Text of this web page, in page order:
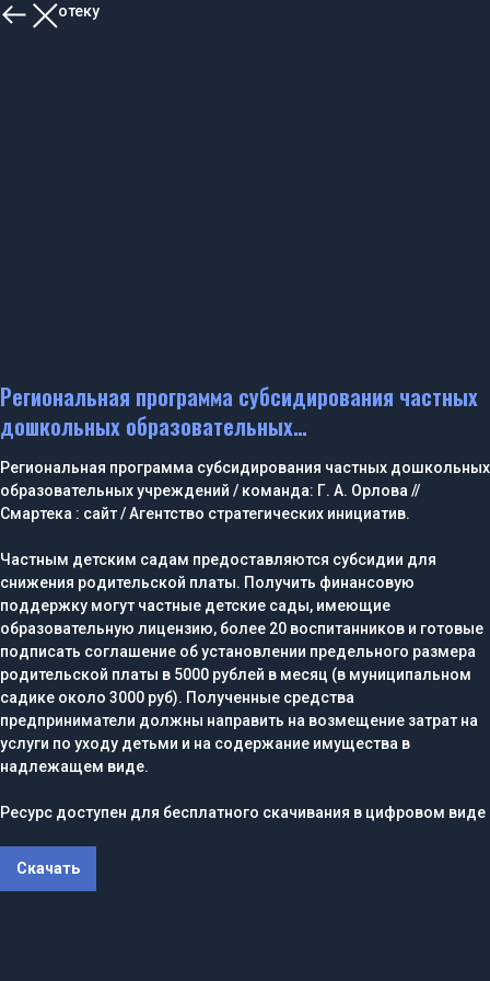
В библиотеку
Региональная программа субсидирования частных
дошкольных образовательных…
Региональная программа субсидирования частных дошкольных
образовательных учреждений / команда: Г. А. Орлова //
Смартека : сайт / Агентство стратегических инициатив.
Частным детским садам предоставляются субсидии для
снижения родительской платы. Получить финансовую
поддержку могут частные детские сады, имеющие
образовательную лицензию, более 20 воспитанников и готовые
подписать соглашение об установлении предельного размера
родительской платы в 5000 рублей в месяц (в муниципальном
садике около 3000 руб). Полученные средства
предприниматели должны направить на возмещение затрат на
услуги по уходу детьми и на содержание имущества в
надлежащем виде.
Ресурс доступен для бесплатного скачивания в цифровом виде
Скачать